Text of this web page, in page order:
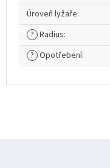
Úroveň lyžaře:
? Radius:
? Opotřebení: